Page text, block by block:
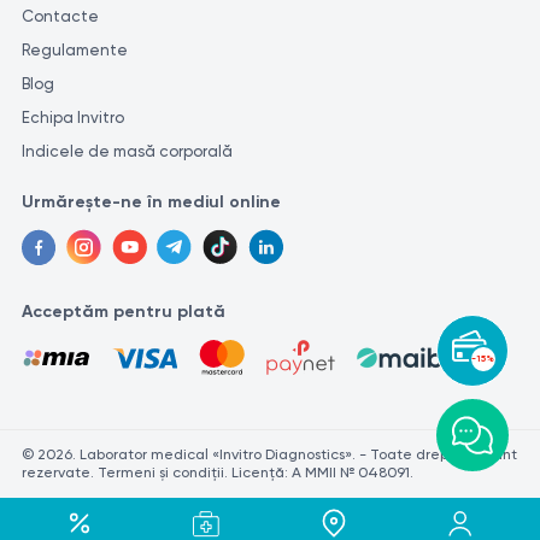
-15%
Contacte
Regulamente
Blog
Echipa Invitro
Indicele de masă corporală
Urmărește-ne în mediul online
Acceptăm pentru plată
© 2026. Laborator medical «Invitro Diagnostics». - Toate drepturile sunt
rezervate. Termeni și condiții. Licență: A MMII № 048091.